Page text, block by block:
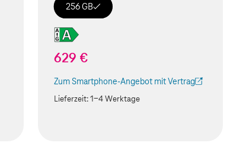
256 GB
629 €
Zum Smartphone-Angebot mit Vertrag
(Der Link wird in einem neuen Tab geöffnet)
Lieferzeit:1-4 Werktage